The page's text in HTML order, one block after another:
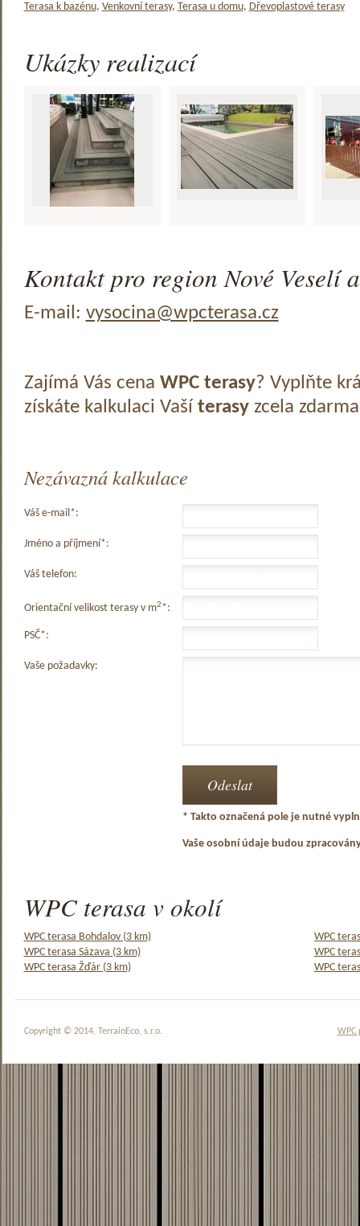
Terasa k bazénu, Venkovní terasy, Terasa u domu, Dřevoplastové terasy
Ukázky realizací
Kontakt pro region Nové Veselí
E-mail: vysocina@wpcterasa.cz
Zajímá Vás cena WPC terasy? Vyplňte
získáte kalkulaci Vaší terasyzcela
Nezávazná kalkulace
Váš e-mail*:
Jméno a příjmení*:
Váš telefon:
Orientační velikost terasy v m2*:
PSČ*:
Vaše požadavky:
* Takto označená pole je nutné
Vaše osobní údaje budou
WPC terasa v okolí
WPC terasa Bohdalov (3 km)
WPC
WPC terasa Sázava (3 km)
WPC
WPC terasa Žďár (3 km)
WPC
WPC
Copyright © 2014, TerrainEco, s.r.o.